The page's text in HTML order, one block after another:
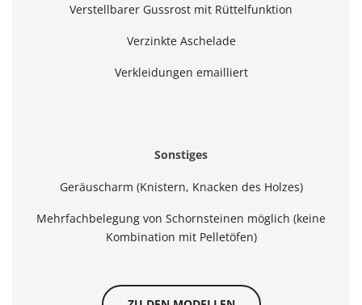
Verstellbarer Gussrost mit Rüttelfunktion
Verzinkte Aschelade
Verkleidungen emailliert
Sonstiges
Geräuscharm (Knistern, Knacken des Holzes)
Mehrfachbelegung von Schornsteinen möglich (keine
Kombination mit Pelletöfen)